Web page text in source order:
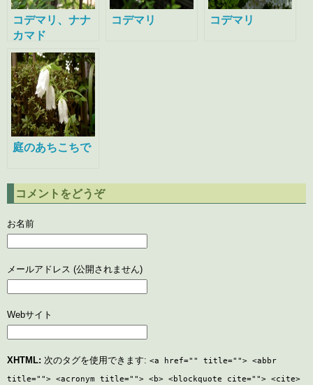
コデマリ、ナナ
カマド
コデマリ コデマリ
庭のあちこちで
コメントをどうぞ
お名前
メールアドレス (公開されません)
Webサイト
XHTML: 次のタグを使用できます: <a href="" title=""> <abbr
title=""> <acronym title=""> <b> <blockquote cite=""> <cite>